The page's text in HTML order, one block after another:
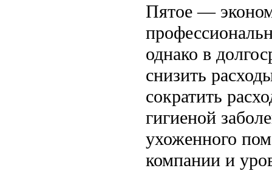
Пятое —
однако в
снизить
сократить
гигиеной
ухоженного
компании и